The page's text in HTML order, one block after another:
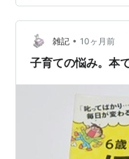
わたしが手伝いまし
が歌いながら 並べて
たっけ？ と思ってい
雑記 • 10ヶ月前
子育ての悩み。本